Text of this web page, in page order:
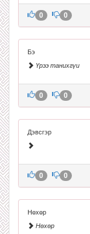
0 0
Бэ
Үрээ танихгүи
0 0
Дэвсгэр
0 0
Нөхөр
Нөхөр